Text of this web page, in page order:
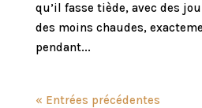
qu’il fasse tiède, avec des
des moins chaudes,
pendant...
« Entrées précédentes